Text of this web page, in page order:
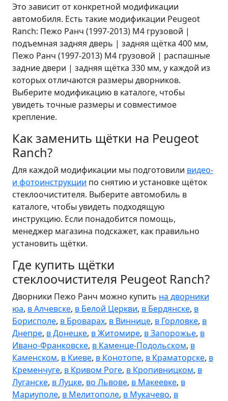
Это зависит от конкретной модификации
автомобиля. Есть такие модификации Peugeot
Ranch: Пежо Ранч (1997-2013) M4 грузовой |
подъемная задняя дверь | задняя щётка 400 мм,
Пежо Ранч (1997-2013) M4 грузовой | распашные
задние двери | задняя щётка 330 мм, у каждой из
которых отличаются размеры дворников.
Выберите модификацию в каталоге, чтобы
увидеть точные размеры и совместимое
крепление.
Как заменить щётки на Peugeot
Ranch?
Для каждой модификации мы подготовили видео-
и фотоинструкции по снятию и установке щёток
стеклоочистителя. Выберите автомобиль в
каталоге, чтобы увидеть подходящую
инструкцию. Если понадобится помощь,
менеджер магазина подскажет, как правильно
установить щётки.
Где купить щётки
стеклоочистителя Peugeot Ranch?
Дворники Пежо Ранч можно купить на дворники
юа, в Алчевске, в Белой Церкви, в Бердянске, в
Борисполе, в Броварах, в Виннице, в Горловке, в
Днепре, в Донецке, в Житомире, в Запорожье, в
Ивано-Франковске, в Каменце-Подольском, в
Каменском, в Киеве, в Конотопе, в Краматорске, в
Кременчуге, в Кривом Роге, в Кропивницком, в
Луганске, в Луцке, во Львове, в Макеевке, в
Мариуполе, в Мелитополе, в Мукачево, в